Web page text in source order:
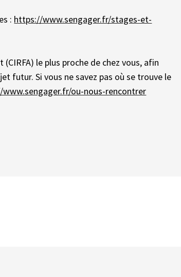
: https://www.sengager.fr/stages-et-
le plus proche de chez vous, afin
futur. Si vous ne savez pas où se trouve le
ou-nous-rencontrer